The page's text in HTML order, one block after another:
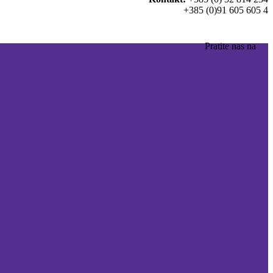
+385 (0)91 605 605 4
Pratite nas na